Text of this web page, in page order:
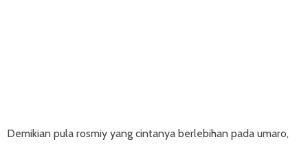
Demikian pula rosmiy yang cintanya berlebihan pada umaro,